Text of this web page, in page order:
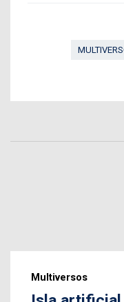
Multiversos